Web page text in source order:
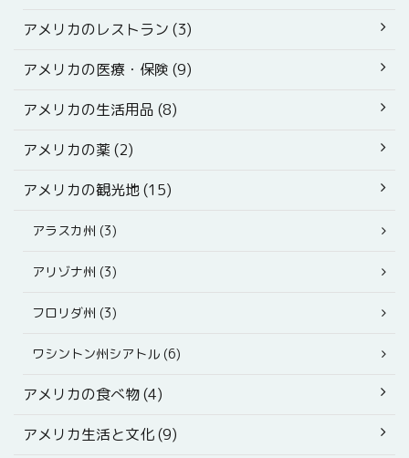
アメリカのレストラン (3)
アメリカの医療・保険 (9)
アメリカの生活用品 (8)
アメリカの薬 (2)
アメリカの観光地 (15)
アラスカ州 (3)
アリゾナ州 (3)
フロリダ州 (3)
ワシントン州シアトル (6)
アメリカの食べ物 (4)
アメリカ生活と文化 (9)